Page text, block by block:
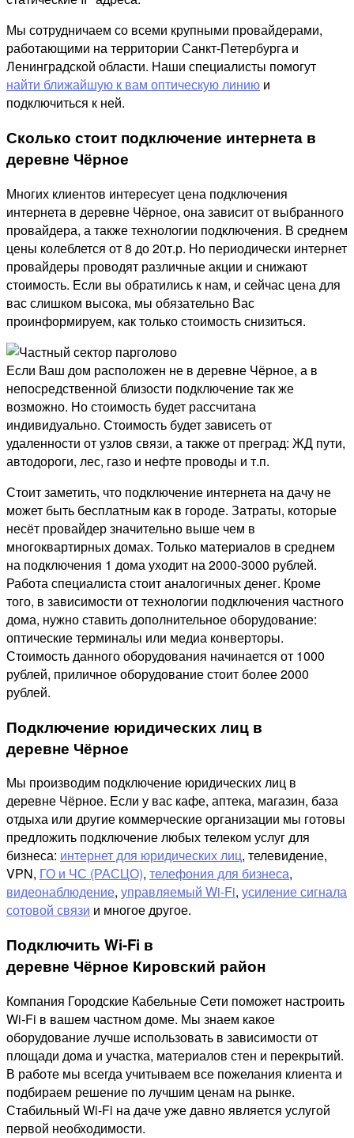
Мы сотрудничаем со всеми крупными провайдерами,
работающими на территории Санкт-Петербурга и
Ленинградской области. Наши специалисты помогут
найти ближайшую к вам оптическую линию и
подключиться к ней.
Сколько стоит подключение интернета в
деревне Чёрное
Многих клиентов интересует цена подключения
интернета в деревне Чёрное, она зависит от выбранного
провайдера, а также технологии подключения. В среднем
цены колеблется от 8 до 20т.р. Но периодически интернет
провайдеры проводят различные акции и снижают
стоимость. Если вы обратились к нам, и сейчас цена для
вас слишком высока, мы обязательно Вас
проинформируем, как только стоимость снизиться.
Если Ваш дом расположен не в деревне Чёрное, а в
непосредственной близости подключение так же
возможно. Но стоимость будет рассчитана
индивидуально. Стоимость будет зависеть от
удаленности от узлов связи, а также от преград: ЖД пути,
автодороги, лес, газо и нефте проводы и т.п.
Стоит заметить, что подключение интернета на дачу не
может быть бесплатным как в городе. Затраты, которые
несёт провайдер значительно выше чем в
многоквартирных домах. Только материалов в среднем
на подключения 1 дома уходит на 2000-3000 рублей.
Работа специалиста стоит аналогичных денег. Кроме
того, в зависимости от технологии подключения частного
дома, нужно ставить дополнительное оборудование:
оптические терминалы или медиа конверторы.
Стоимость данного оборудования начинается от 1000
рублей, приличное оборудование стоит более 2000
рублей.
Подключение юридических лиц в
деревне Чёрное
Мы производим подключение юридических лиц в
деревне Чёрное. Если у вас кафе, аптека, магазин, база
отдыха или другие коммерческие организации мы готовы
предложить подключение любых телеком услуг для
бизнеса: интернет для юридических лиц, телевидение,
VPN, ГО и ЧС (РАСЦО), телефония для бизнеса,
видеонаблюдение, управляемый Wi-Fi, усиление сигнала
сотовой связи и многое другое.
Подключить Wi-Fi в
деревне Чёрное Кировский район
Компания Городские Кабельные Сети поможет настроить
Wi-Fi в вашем частном доме. Мы знаем какое
оборудование лучше использовать в зависимости от
площади дома и участка, материалов стен и перекрытий.
В работе мы всегда учитываем все пожелания клиента и
подбираем решение по лучшим ценам на рынке.
Стабильный Wi-Fi на даче уже давно является услугой
первой необходимости.